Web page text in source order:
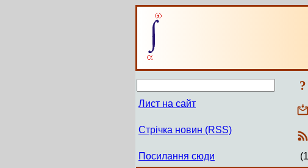
?
Лист на сайт
Стрічка новин (RSS)
Посилання сюди